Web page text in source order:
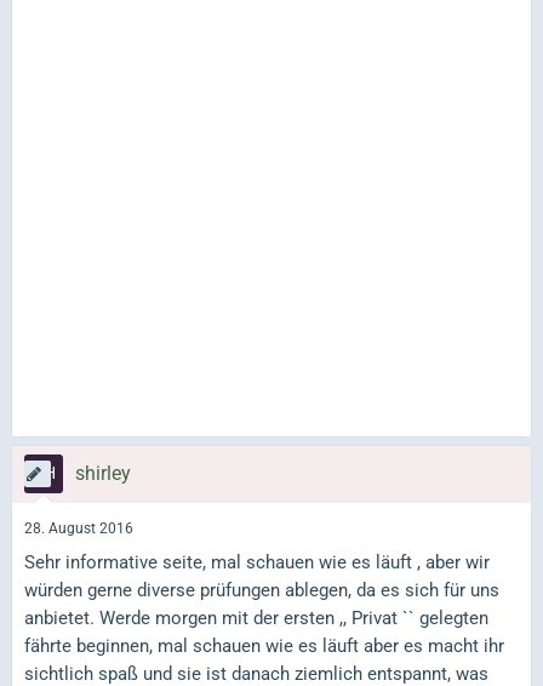
shirley
28. August 2016
Sehr informative seite, mal schauen wie es läuft , aber wir
würden gerne diverse prüfungen ablegen, da es sich für uns
anbietet. Werde morgen mit der ersten ,, Privat `` gelegten
fährte beginnen, mal schauen wie es läuft aber es macht ihr
sichtlich spaß und sie ist danach ziemlich entspannt, was